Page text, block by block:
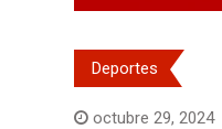
Deportes
octubre 29, 2024